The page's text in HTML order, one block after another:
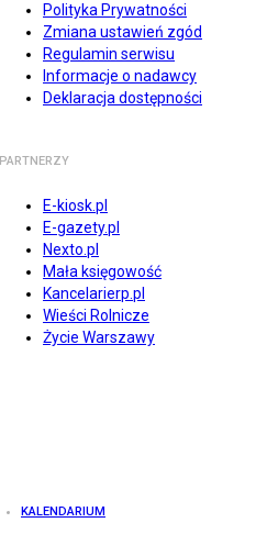
Polityka Prywatności
Zmiana ustawień zgód
Regulamin serwisu
Informacje o nadawcy
Deklaracja dostępności
PARTNERZY
E-kiosk.pl
E-gazety.pl
Nexto.pl
Mała księgowość
Kancelarierp.pl
Wieści Rolnicze
Życie Warszawy
KALENDARIUM